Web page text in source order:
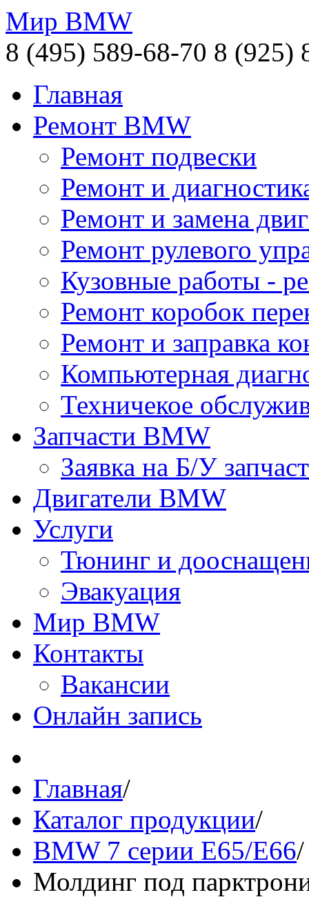
Мир BMW
8 (495) 589-68-70 8 (925)
Главная
Ремонт BMW
Ремонт подвески
Ремонт и
Ремонт и замена
Ремонт рулевого
Кузовные работы -
Ремонт коробок
Ремонт и заправка
Компьютерная
Техничекое
Запчасти BMW
Заявка на Б/У
Двигатели BMW
Услуги
Тюнинг и
Эвакуация
Мир BMW
Контакты
Вакансии
Онлайн запись
Главная/
Каталог продукции/
BMW 7 серии E65/E66/
Молдинг под